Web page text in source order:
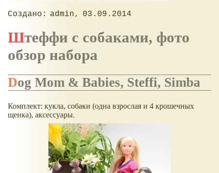
admin 03.09.2014
Штеффи с собаками, фото
обзор набора
Dog Mom & Babies, Steffi, Simba
Комплект: кукла, собаки (одна взрослая и 4 крошечных
щенка), аксессуары.